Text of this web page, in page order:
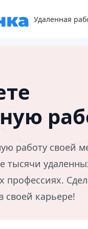
Удаленная
работу своей
тысячи
профессиях.
карьере!